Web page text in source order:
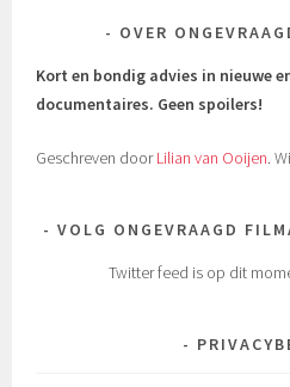
OVER
Kort en bondig advies in nieuwe
documentaires. Geen spoilers!
Geschreven doorLilian van Ooijen.
VOLG ONGEVRAAGD
Twitter feed is op dit